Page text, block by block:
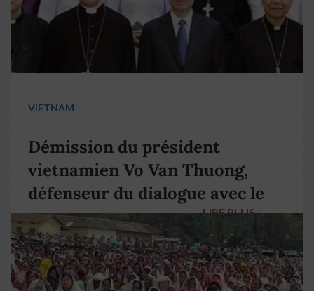
VIETNAM
Démission du président
vietnamien Vo Van Thuong,
défenseur du dialogue avec le
pape François
LIRE PLUS →